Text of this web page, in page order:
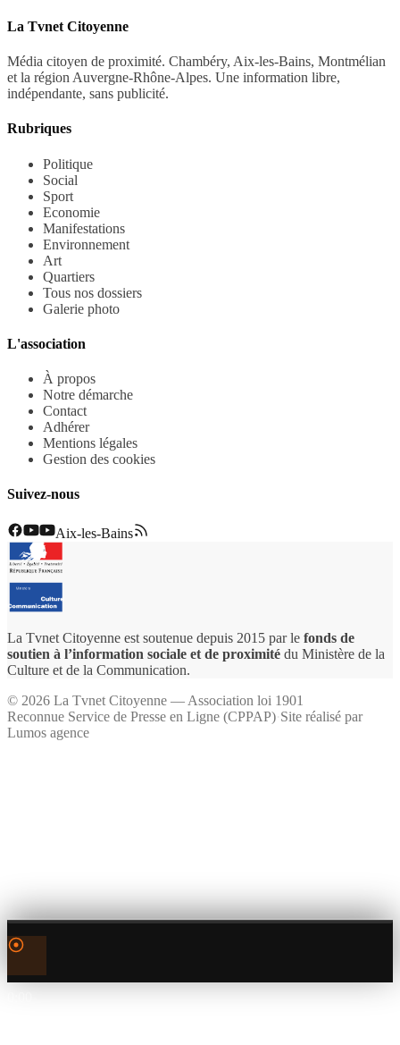
La Tvnet Citoyenne
Média citoyen de proximité. Chambéry, Aix-les-Bains, Montmélian
et la région Auvergne-Rhône-Alpes. Une information libre,
indépendante, sans publicité.
Rubriques
Politique
Social
Sport
Economie
Manifestations
Environnement
Art
Quartiers
Tous nos dossiers
Galerie photo
L'association
À propos
Notre démarche
Contact
Adhérer
Mentions légales
Gestion des cookies
Suivez-nous
Aix-les-Bains
La Tvnet Citoyenne est soutenue depuis 2015 par le fonds de
soutien à l’information sociale et de proximité du Ministère de la
Culture et de la Communication.
© 2026 La Tvnet Citoyenne — Association loi 1901
Reconnue Service de Presse en Ligne (CPPAP)·Site réalisé par
Lumos agence